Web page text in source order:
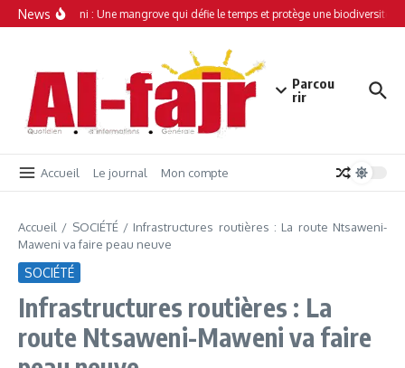
Aller au contenu
News
Simamboini : Une mangrove qui défie le temps et protège une biodiversité
Parcou
rir
Accueil Le journal Mon compte
Accueil / SOCIÉTÉ/ Infrastructures routières : La route Ntsaweni-
Maweni va faire peau neuve
SOCIÉTÉ
Infrastructures routières : La
route Ntsaweni-Maweni va faire